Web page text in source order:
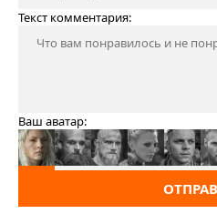
Текст комментария:
Ваш аватар: